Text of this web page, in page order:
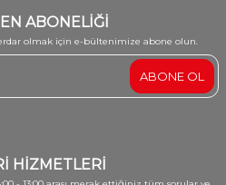
ABONELİĞİ
olmak için e-bültenimize abone olun.
ABONE OL
HİZMETLERİ